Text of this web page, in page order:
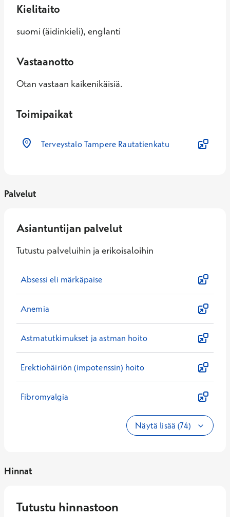
Kielitaito
suomi (äidinkieli), englanti
Vastaanotto
Otan vastaan kaikenikäisiä.
Toimipaikat
Terveystalo Tampere Rautatienkatu
Palvelut
Asiantuntijan palvelut
Tutustu palveluihin ja erikoisaloihin
Absessi eli märkäpaise
Anemia
Astmatutkimukset ja astman hoito
Erektiohäiriön (impotenssin) hoito
Fibromyalgia
Näytä lisää (74)
Hinnat
Tutustu hinnastoon